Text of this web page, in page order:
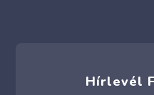
Hírlevél